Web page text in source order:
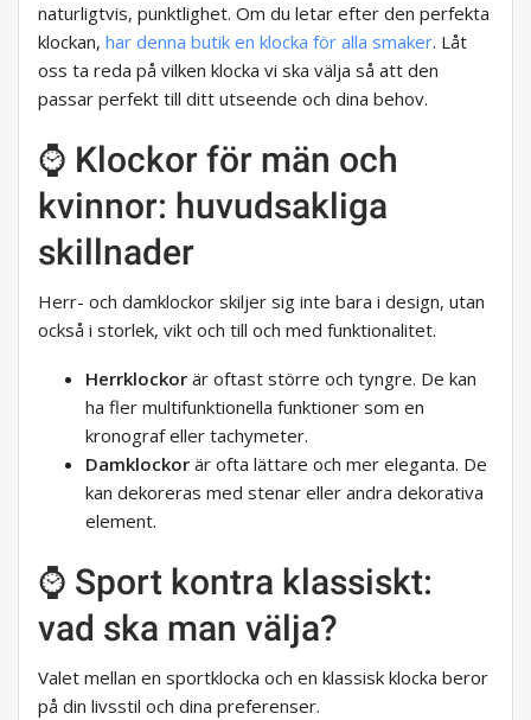
naturligtvis, punktlighet. Om du letar efter den perfekta
klockan, har denna butik en klocka för alla smaker. Låt
oss ta reda på vilken klocka vi ska välja så att den
passar perfekt till ditt utseende och dina behov.
⌚ Klockor för män och
kvinnor: huvudsakliga
skillnader
Herr- och damklockor skiljer sig inte bara i design, utan
också i storlek, vikt och till och med funktionalitet.
Herrklockor är oftast större och tyngre. De kan
ha fler multifunktionella funktioner som en
kronograf eller tachymeter.
Damklockor är ofta lättare och mer eleganta. De
kan dekoreras med stenar eller andra dekorativa
element.
⌚ Sport kontra klassiskt:
vad ska man välja?
Valet mellan en sportklocka och en klassisk klocka beror
på din livsstil och dina preferenser.